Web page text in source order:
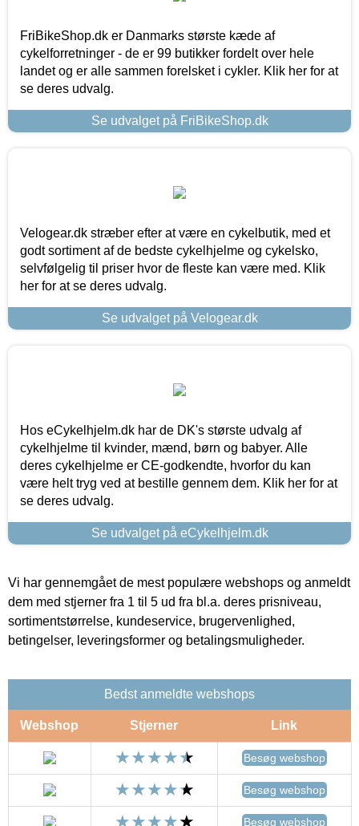
FriBikeShop.dk er Danmarks største kæde af
cykelforretninger - de er 99 butikker fordelt over hele
landet og er alle sammen forelsket i cykler. Klik her for at
se deres udvalg.
Se udvalget på FriBikeShop.dk
Velogear.dk stræber efter at være en cykelbutik, med et
godt sortiment af de bedste cykelhjelme og cykelsko,
selvfølgelig til priser hvor de fleste kan være med. Klik
her for at se deres udvalg.
Se udvalget på Velogear.dk
Hos eCykelhjelm.dk har de DK's største udvalg af
cykelhjelme til kvinder, mænd, børn og babyer. Alle
deres cykelhjelme er CE-godkendte, hvorfor du kan
være helt tryg ved at bestille gennem dem. Klik her for at
se deres udvalg.
Se udvalget på eCykelhjelm.dk
Vi har gennemgået de mest populære webshops og anmeldt
dem med stjerner fra 1 til 5 ud fra bl.a. deres prisniveau,
sortimentstørrelse, kundeservice, brugervenlighed,
betingelser, leveringsformer og betalingsmuligheder.
Bedst anmeldte webshops
Webshop Stjerner Link
Besøg webshop
Besøg webshop
Besøg webshop